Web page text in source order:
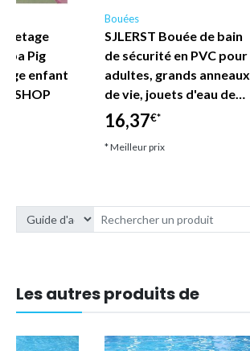
Pig
enfant
SHOP
Bouées
SJLERST Bouée de bain
de sécurité en PVC pour
adultes, grands anneaux
de vie, jouets d'eau de…
16,37€*
* Meilleur prix
Les autres produits de